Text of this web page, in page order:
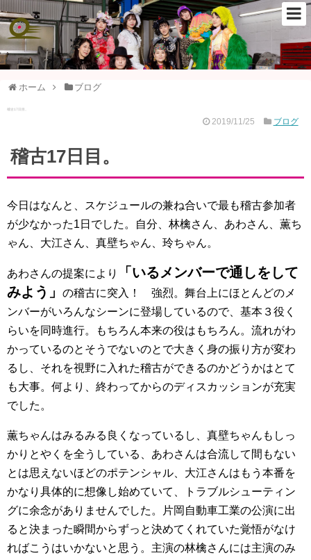
ホーム ブログ
稽古17日目。
2019/11/25 ブログ
稽古17日目。
今日はなんと、スケジュールの兼ね合いで最も稽古参加者
が少なかった1日でした。自分、林檎さん、あわさん、薫ち
ゃん、大江さん、真壁ちゃん、玲ちゃん。
あわさんの提案により
「いるメンバーで通しをして
みよう」
の稽古に突入！ 強烈。舞台上にほとんどのメ
ンバーがいろんなシーンに登場しているので、基本３役く
らいを同時進行。もちろん本来の役はもちろん。流れがわ
かっているのとそうでないのとで大きく身の振り方が変わ
るし、それを視野に入れた稽古ができるのかどうかはとて
も大事。何より、終わってからのディスカッションが充実
でした。
薫ちゃんはみるみる良くなっているし、真壁ちゃんもしっ
かりとやくを全うしている、あわさんは合流して間もない
とは思えないほどのポテンシャル、大江さんはもう本番を
かなり具体的に想像し始めていて、トラブルシューティン
グに余念がありませんでした。片岡自動車工業の公演に出
ると決まった瞬間からずっと決めてくれていた覚悟がなけ
ればこうはいかないと思う。主演の林檎さんには主演のみ